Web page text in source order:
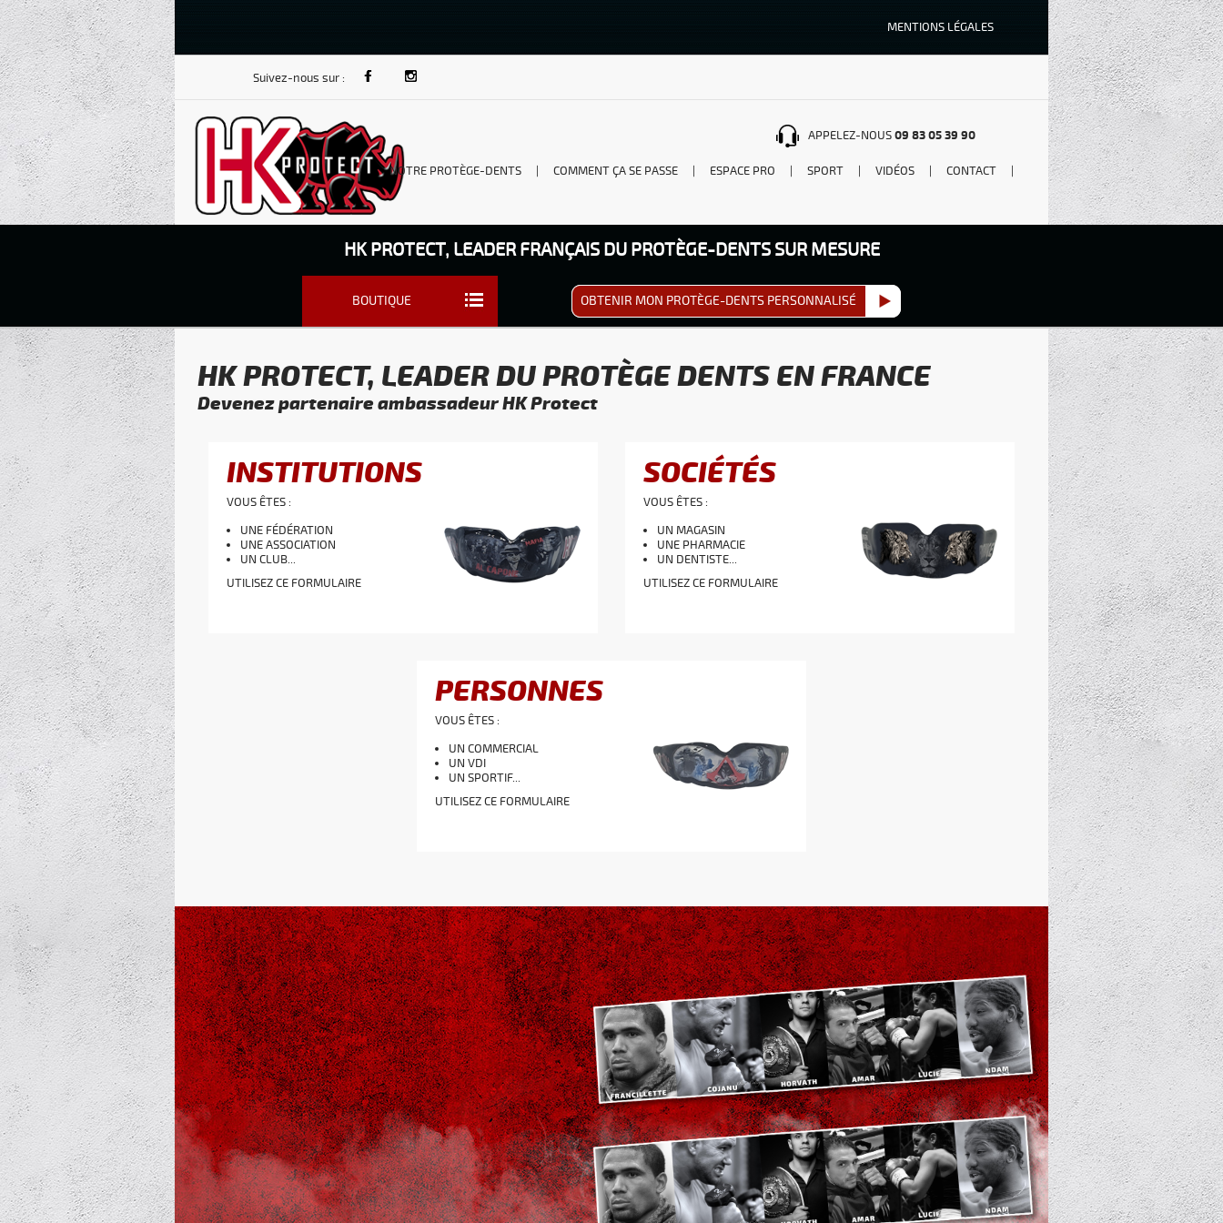
APPELEZ-NOUS09 83 05 39 90
Suivez-nous sur :
MENTIONS LÉGALES
NOTRE PROTÈGE-DENTS COMMENT ÇA SE PASSE ESPACE PRO SPORT VIDÉOS CONTACT
BOUTIQUE
HK PROTECT, LEADER FRANÇAIS DU PROTÈGE-DENTS SUR MESURE
OBTENIR MON PROTÈGE-DENTS PERSONNALISÉ
HK PROTECT, LEADER DU PROTÈGE DENTS EN FRANCE
Devenez partenaire ambassadeur HK Protect
INSTITUTIONS
VOUS ÊTES :
UNE FÉDÉRATION
UNE ASSOCIATION
UN CLUB...
UTILISEZ CE FORMULAIRE
SOCIÉTÉS
VOUS ÊTES :
UN MAGASIN
UNE PHARMACIE
UN DENTISTE...
UTILISEZ CE FORMULAIRE
PERSONNES
VOUS ÊTES :
UN COMMERCIAL
UN VDI
UN SPORTIF...
UTILISEZ CE FORMULAIRE